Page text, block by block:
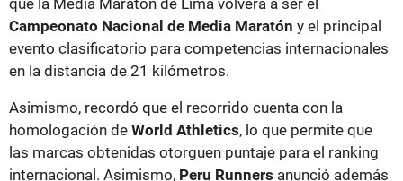
que la Media Maratón de Lima volverá a ser el
Campeonato Nacional de Media Maratón y el principal
evento clasificatorio para competencias internacionales
en la distancia de 21 kilómetros.
Asimismo, recordó que el recorrido cuenta con la
homologación de World Athletics, lo que permite que
las marcas obtenidas otorguen puntaje para el ranking
internacional. Asimismo, Peru Runners anunció además